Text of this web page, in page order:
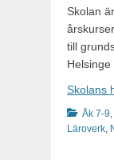
Skolan
till
Helsinge
Skolans
Kategorier
Åk 7-9,
Läroverk,